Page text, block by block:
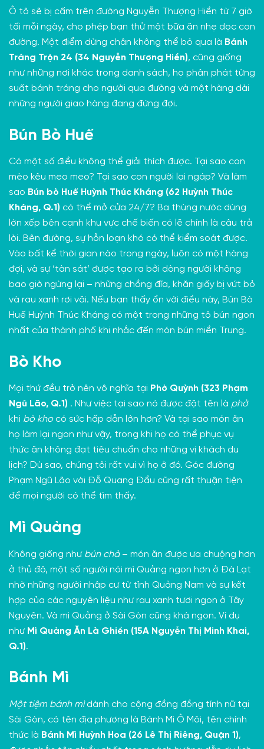
Ô tô sẽ bị cấm trên đường Nguyễn Thượng Hiền từ 7 giờ
tối mỗi ngày, cho phép bạn thử một bữa ăn nhẹ dọc con
đường. Một điểm dừng chân không thể bỏ qua là Bánh
Tráng Trộn 24 (34 Nguyễn Thượng Hiền), cũng giống
như những nơi khác trong danh sách, họ phân phát từng
suất bánh tráng cho người qua đường và một hàng dài
những người giao hàng đang đứng đợi.
Bún Bò Huế
Có một số điều không thể giải thích được. Tại sao con
mèo kêu meo meo? Tại sao con người lại ngáp? Và làm
sao Bún bò Huế Huỳnh Thúc Kháng (62 Huỳnh Thúc
Kháng, Q.1) có thể mở cửa 24/7? Ba thùng nước dùng
lớn xếp bên cạnh khu vực chế biến có lẽ chính là câu trả
lời. Bên đường, sự hỗn loạn khó có thể kiểm soát được.
Vào bất kể thời gian nào trong ngày, luôn có một hàng
đợi, và sự ‘tàn sát’ được tạo ra bởi dòng người không
bao giờ ngừng lại – những chồng đĩa, khăn giấy bị vứt bỏ
và rau xanh rơi vãi. Nếu bạn thấy ổn với điều này, Bún Bò
Huế Huỳnh Thúc Kháng có một trong những tô bún ngon
nhất của thành phố khi nhắc đến món bún miền Trung.
Bò Kho
Mọi thứ đều trở nên vô nghĩa tại Phở Quỳnh (323 Phạm
Ngũ Lão, Q.1) . Như việc tại sao nó được đặt tên là phở
khi bò khocó sức hấp dẫn lớn hơn? Và tại sao món ăn
họ làm lại ngon như vậy, trong khi họ có thể phục vụ
thức ăn không đạt tiêu chuẩn cho những vị khách du
lịch? Dù sao, chúng tôi rất vui vì họ ở đó. Góc đường
Phạm Ngũ Lão với Đỗ Quang Đẩu cũng rất thuận tiện
để mọi người có thể tìm thấy.
Mì Quảng
Không giống như bún chả– món ăn được ưa chuộng hơn
ở thủ đô, một số người nói mì Quảng ngon hơn ở Đà Lạt
nhờ những người nhập cư từ tỉnh Quảng Nam và sự kết
hợp của các nguyên liệu như rau xanh tươi ngon ở Tây
Nguyên. Và mì Quảng ở Sài Gòn cũng khá ngon. Ví dụ
như Mì Quảng Ăn Là Ghiền (15A Nguyễn Thị Minh Khai,
Q.1).
Bánh Mì
Một tiệm bánh mìdành cho cộng đồng đồng tính nữ tại
Sài Gòn, có tên địa phương là Bánh Mì Ô Môi, tên chính
thức là Bánh Mì Huỳnh Hoa (26 Lê Thị Riêng, Quận 1),